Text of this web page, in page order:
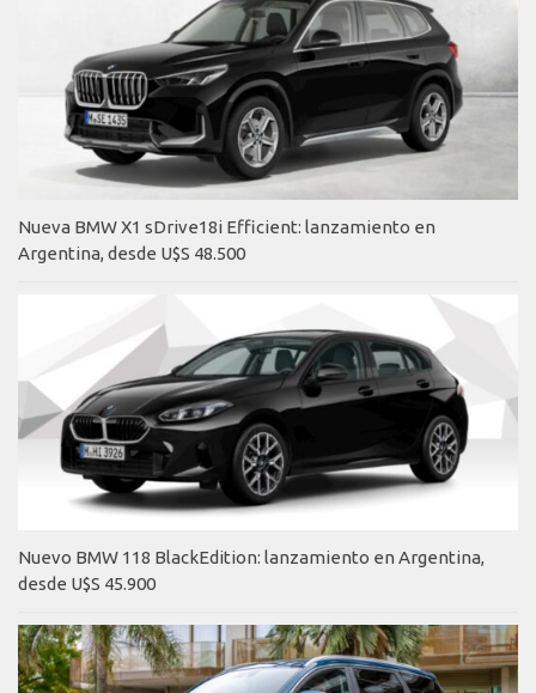
Nueva BMW X1 sDrive18i Efficient: lanzamiento en
Argentina, desde U$S 48.500
Nuevo BMW 118 BlackEdition: lanzamiento en Argentina,
desde U$S 45.900